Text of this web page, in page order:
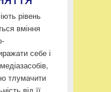
рівень
вміння
себе і
тлумачити